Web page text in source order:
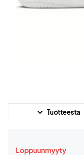
Tuotteesta
Loppuunmyyty